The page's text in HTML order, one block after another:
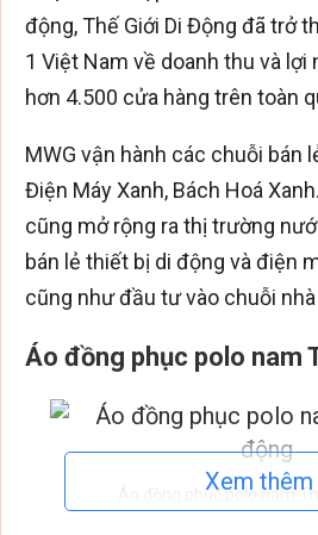
động, Thế Giới Di Động đã trở
1 Việt Nam về doanh thu và
hơn 4.500 cửa hàng trên toàn
MWG vận hành các chuỗi bán
Điện Máy Xanh, Bách Hoá
cũng mở rộng ra thị trường
bán lẻ thiết bị di động và điện
cũng như đầu tư vào chuỗi
Áo đồng phục polo nam
Áo đồng phục polo nam
Xem thêm